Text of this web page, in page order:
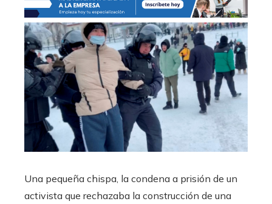
Una pequeña chispa, la condena a prisión de un
activista que rechazaba la construcción de una